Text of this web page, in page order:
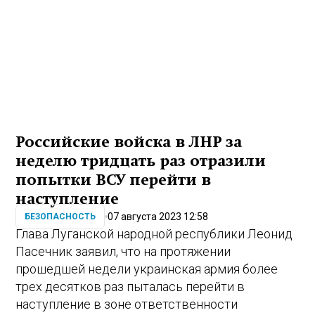
Российские войска в ЛНР за
неделю тридцать раз отразили
попытки ВСУ перейти в
наступление
БЕЗОПАСНОСТЬ 07 августа 2023 12:58
Глава Луганской народной республики Леонид
Пасечник заявил, что на протяжении
прошедшей недели украинская армия более
трех десятков раз пыталась перейти в
наступление в зоне ответственности